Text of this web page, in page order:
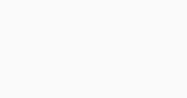
Chatgpt o3
révolution